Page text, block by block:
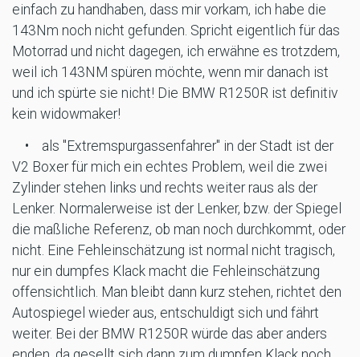
einfach zu handhaben, dass mir vorkam, ich habe die
143Nm noch nicht gefunden. Spricht eigentlich für das
Motorrad und nicht dagegen, ich erwähne es trotzdem,
weil ich 143NM spüren möchte, wenn mir danach ist
und ich spürte sie nicht! Die BMW R1250R ist definitiv
kein widowmaker!
• als "Extremspurgassenfahrer" in der Stadt ist der
V2 Boxer für mich ein echtes Problem, weil die zwei
Zylinder stehen links und rechts weiter raus als der
Lenker. Normalerweise ist der Lenker, bzw. der Spiegel
die maßliche Referenz, ob man noch durchkommt, oder
nicht. Eine Fehleinschätzung ist normal nicht tragisch,
nur ein dumpfes Klack macht die Fehleinschätzung
offensichtlich. Man bleibt dann kurz stehen, richtet den
Autospiegel wieder aus, entschuldigt sich und fährt
weiter. Bei der BMW R1250R würde das aber anders